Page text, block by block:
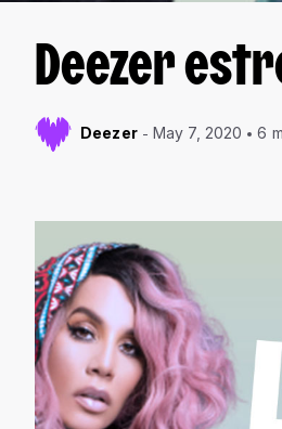
Deezer
Deezer May 7, 2020 6